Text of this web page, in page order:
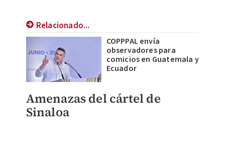
Relacionado...
COPPPAL envía
observadores para
comicios en Guatemala y
Ecuador
Amenazas del cártel de
Sinaloa